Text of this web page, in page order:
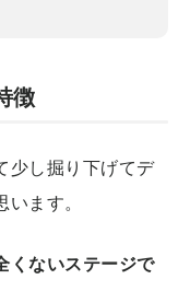
徴
少し掘り下げてデ
ます。
くないステージで